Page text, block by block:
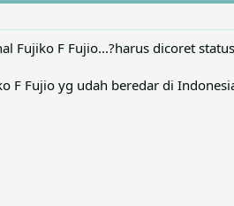
Fujiko F Fujio...?harus dicoret
F Fujio yg udah beredar di